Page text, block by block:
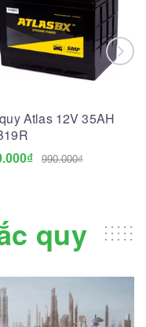
Atlas 12V 35AH
990.000₫
quy